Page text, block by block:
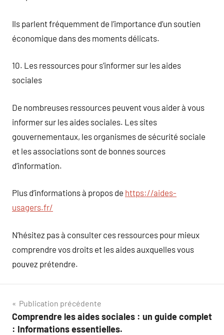
Ils parlent fréquemment de l’importance d’un soutien
économique dans des moments délicats.
10. Les ressources pour s’informer sur les aides
sociales
De nombreuses ressources peuvent vous aider à vous
informer sur les aides sociales. Les sites
gouvernementaux, les organismes de sécurité sociale
et les associations sont de bonnes sources
d’information.
Plus d’informations à propos de https://aides-
usagers.fr/
N’hésitez pas à consulter ces ressources pour mieux
comprendre vos droits et les aides auxquelles vous
pouvez prétendre.
Navigation
de
Publication précédente
Comprendre les aides sociales : un guide complet
: Informations essentielles.